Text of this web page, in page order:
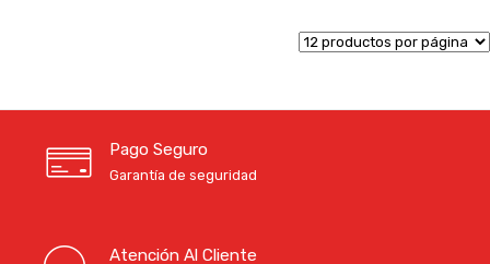
Pago Seguro
Garantía de seguridad
Atención Al Cliente